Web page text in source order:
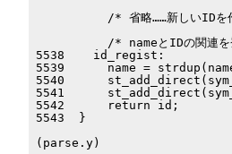
/* 省略……新しいIDを
/* nameとIDの関連を
5538    id_regist:
5539      name =
5540
5541
5542      return id;
5543  }